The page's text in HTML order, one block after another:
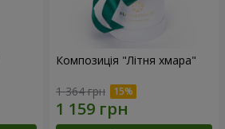
Композиція "Літня хмара"
1 364 грн